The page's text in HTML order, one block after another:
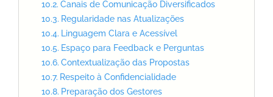
Canais de Comunicação Diversificados
Regularidade nas Atualizações
Linguagem Clara e Acessível
Espaço para Feedback e Perguntas
Contextualização das Propostas
Respeito à Confidencialidade
Preparação dos Gestores